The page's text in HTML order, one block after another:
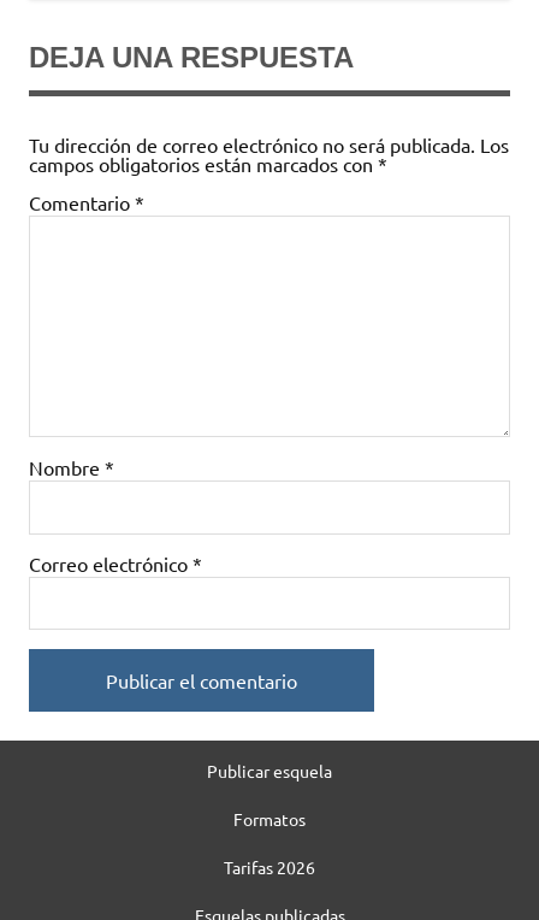
DEJA UNA RESPUESTA
Tu dirección de correo electrónico no será publicada. Los
campos obligatorios están marcados con *
Comentario *
Nombre *
Correo electrónico *
Publicar esquela
Formatos
Tarifas 2026
Esquelas publicadas